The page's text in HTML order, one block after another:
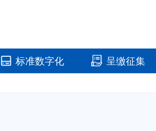
标准数字化 呈缴征集